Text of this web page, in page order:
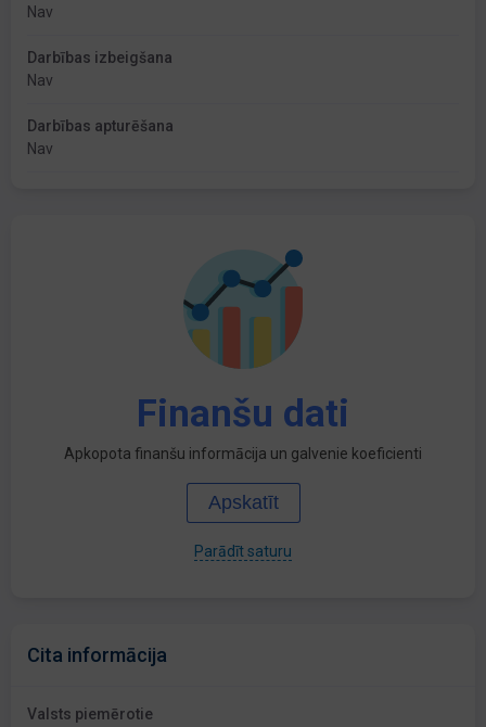
Nav
Darbības izbeigšana
Nav
Darbības apturēšana
Nav
Finanšu dati
Apkopota finanšu informācija un galvenie koeficienti
Apskatīt
Parādīt saturu
Cita informācija
Valsts piemērotie